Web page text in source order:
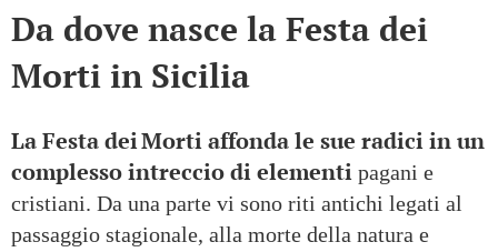
Da dove nasce la Festa dei
Morti in Sicilia
La Festa dei Morti affonda le sue radici in un
complesso intreccio di elementi pagani e
cristiani. Da una parte vi sono riti antichi legati al
passaggio stagionale, alla morte della natura e